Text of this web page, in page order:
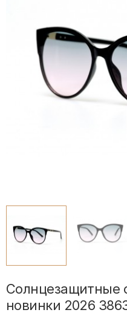
Солнцезащитные
новинки 2026